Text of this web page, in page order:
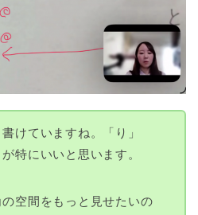
けていますね。「り」
が特にいいと思います。
の空間をもっと見せたいの